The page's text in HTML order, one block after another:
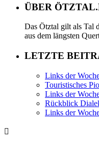
ÜBER
Das Ötztal gilt als Tal
aus dem längsten
LETZTE
Links der
Touristisches
Links der
Rückblick
Links der